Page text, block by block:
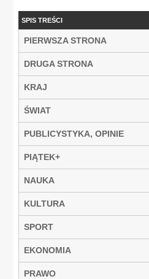
SPIS TREŚCI
PIERWSZA STRONA
DRUGA STRONA
KRAJ
ŚWIAT
PUBLICYSTYKA, OPINIE
PIĄTEK+
NAUKA
KULTURA
SPORT
EKONOMIA
PRAWO